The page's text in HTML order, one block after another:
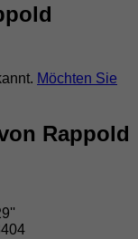
Möchten Sie
Rappold